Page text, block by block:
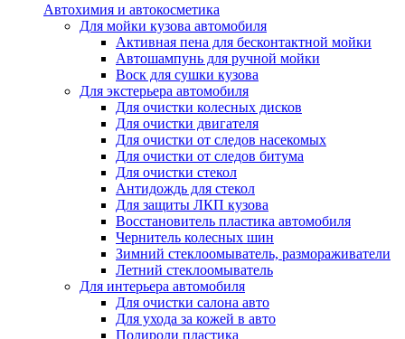
Автохимия и автокосметика
Для мойки кузова автомобиля
Активная пена для бесконтактной мойки
Автошампунь для ручной мойки
Воск для сушки кузова
Для экстерьера автомобиля
Для очистки колесных дисков
Для очистки двигателя
Для очистки от следов насекомых
Для очистки от следов битума
Для очистки стекол
Антидождь для стекол
Для защиты ЛКП кузова
Восстановитель пластика автомобиля
Чернитель колесных шин
Зимний стеклоомыватель, размораживатели
Летний стеклоомыватель
Для интерьера автомобиля
Для очистки салона авто
Для ухода за кожей в авто
Полироли пластика